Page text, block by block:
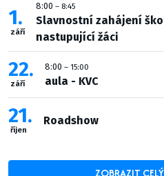
1
září
8:00 – 8:45
Slavnostní zahájení
nastupující žáci
22
září
8:00 – 15:00
aula - KVC
21
říjen
Roadshow
ZOBRAZIT